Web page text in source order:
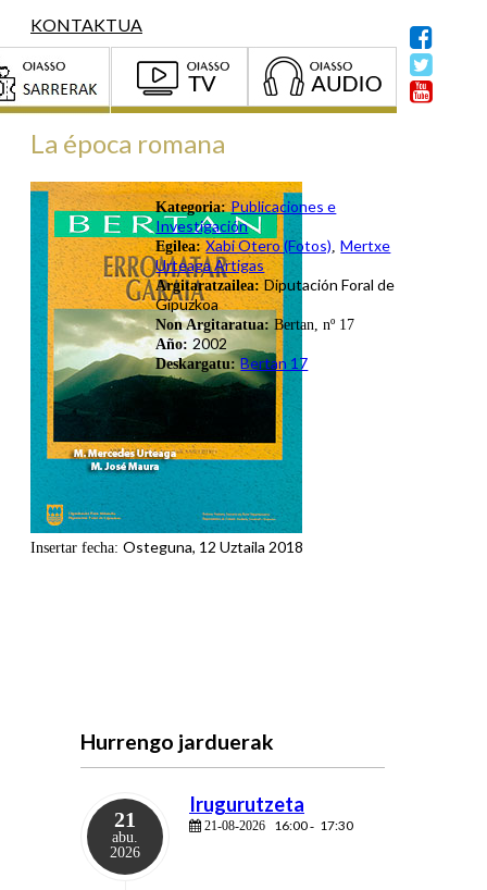
KONTAKTUA
La época romana
Kategoria:Publicaciones e
Investigación
Egilea:Xabi Otero (Fotos) Mertxe
Urteaga Artigas
Argitaratzailea:Diputación Foral de
Gipuzkoa
Non Argitaratua:Bertan, nº 17
Año:2002
Deskargatu:Bertan 17
Insertar fecha: Osteguna, 12 Uztaila 2018
Hurrengo jarduerak
21
abu.
2026
Irugurutzeta
21-08-2026 16:00- 17:30